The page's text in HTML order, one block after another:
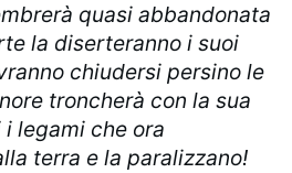
quasi abbandonata
la diserteranno i suoi
chiudersi persino le
troncherà con la sua
legami che ora
terra e la paralizzano!